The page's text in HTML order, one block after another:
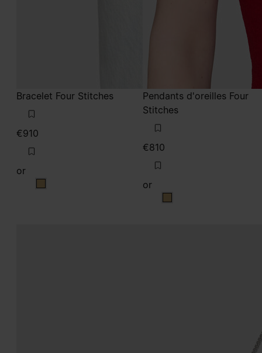
Bracelet Four Stitches
€910
or
or
Pendants d'oreilles Four
Stitches
€810
or
or